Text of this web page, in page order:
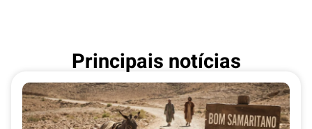
Principais notícias